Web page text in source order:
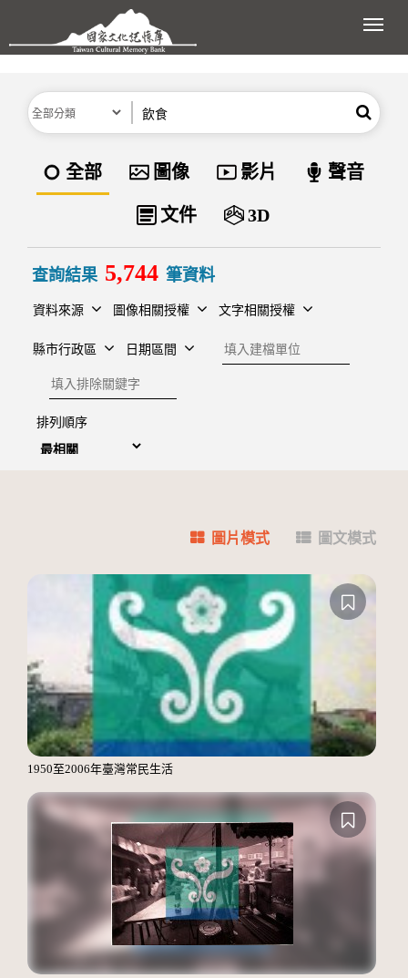
跳到主要內容區塊
展
分類 搜尋
資料類型
全部 圖像 影片 聲音
文件 3D
查詢結果 5,744 筆資料
資料來源 圖像相關授權 文字相關授權
縣市行政區 日期區間
建檔單位
排除關鍵字
排列順序
圖片模式 圖文模式
1950至2006年臺灣常民生活